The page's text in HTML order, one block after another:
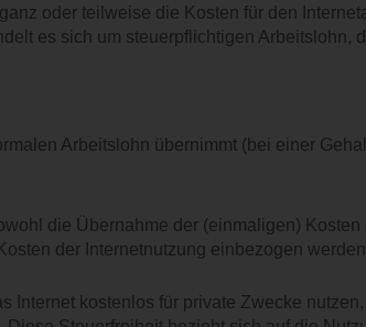
oder teilweise die Kosten für den
es sich um steuerpflichtigen Arbeitslohn,
Arbeitslohn übernimmt (bei einer
die Übernahme der (einmaligen)
der Internetnutzung einbezogen
Internet kostenlos für private Zwecke